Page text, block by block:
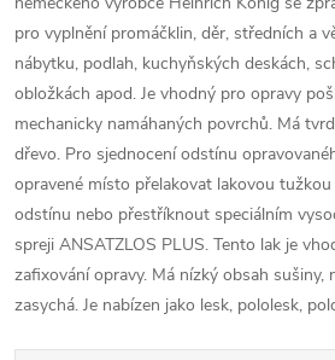
pro vyplnění promáčklin, děr, středních a
nábytku, podlah, kuchyňských deskách,
obložkách apod. Je vhodný pro opravy
mechanicky namáhaných povrchů. Má
dřevo. Pro sjednocení odstínu
opravené místo přelakovat lakovou
odstínu nebo přestříknout speciálním
spreji ANSATZLOS PLUS. Tento lak je
zafixování opravy. Má nízký obsah sušiny,
zasychá. Je nabízen jako lesk, pololesk,